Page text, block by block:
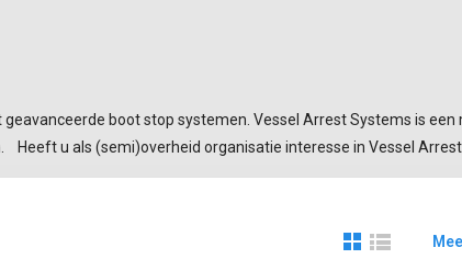
geavanceerde boot stop systemen. Vessel Arrest Systems is
Heeft u als (semi)overheid organisatie interesse in Vessel